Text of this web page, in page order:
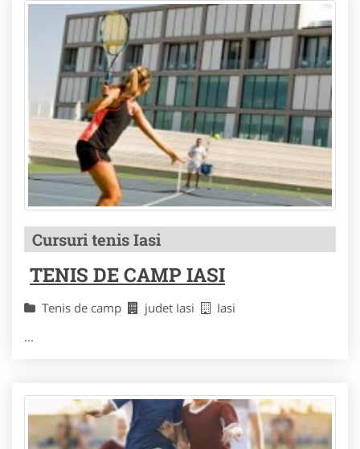
Cursuri tenis Iasi
TENIS DE CAMP IASI
Tenis de camp judet Iasi
Iasi
...